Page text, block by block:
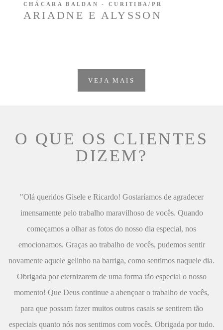
ARIADNE E ALYSSON
CHÁCARA BALDAN - CURITIBA/PR
VEJA MAIS
O QUE OS CLIENTES
DIZEM?
"Olá queridos Gisele e Ricardo! Gostaríamos de agradecer
imensamente pelo trabalho maravilhoso de vocês. Quando
começamos a olhar as fotos do nosso dia especial, nos
emocionamos. Graças ao trabalho de vocês, pudemos sentir
novamente aquele gelinho na barriga, como sentimos naquele dia.
Obrigada por eternizarem de uma forma tão especial o nosso
momento! Que Deus continue a abençoar o trabalho de vocês,
para que possam fazer muitos outros casais se sentirem tão
especiais quanto nós nos sentimos com vocês. Obrigada por tudo.